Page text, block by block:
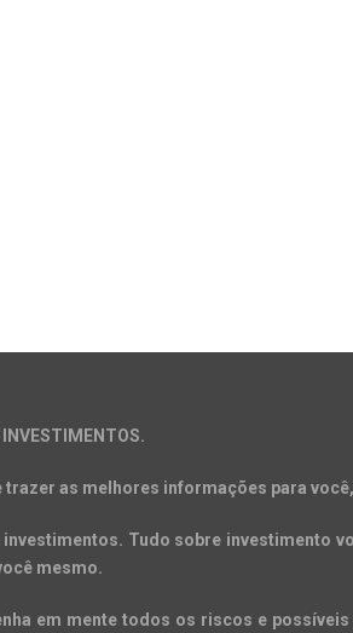
INVESTIMENTOS.
trazer as melhores informações para
Tudo sobre investimento
mesmo.
em mente todos os riscos e